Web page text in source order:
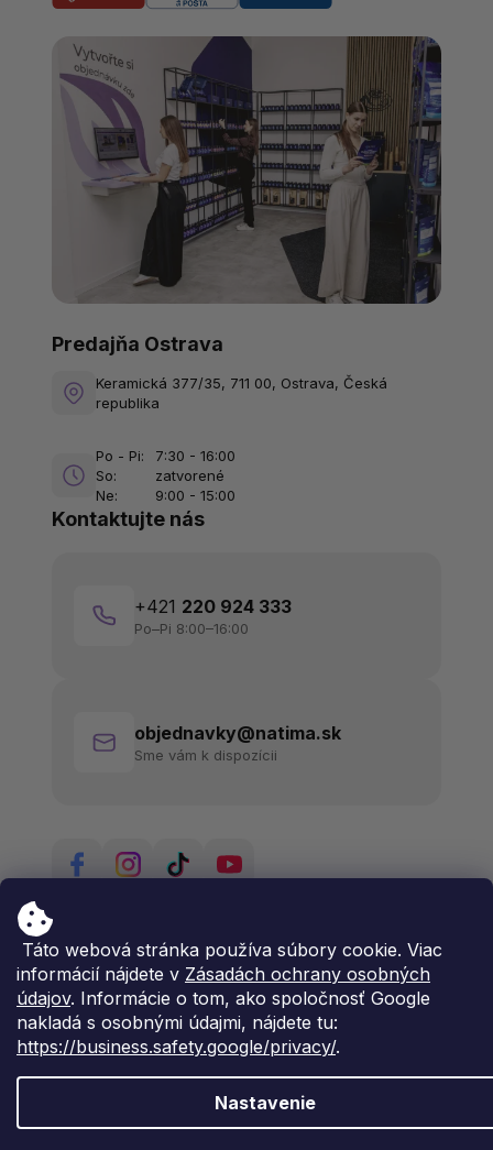
Táto webová stránka používa súbory cookie. Viac
informácií nájdete v Zásadách ochrany osobných
údajov. Informácie o tom, ako spoločnosť Google
nakladá s osobnými údajmi, nájdete tu:
https://business.safety.google/privacy/.
Nastavenie
Kontaktujte nás
+421 220 924 333
Po–Pi 8:00–16:00
objednavky@natima.sk
Sme vám k dispozícii
Predajňa Ostrava
Keramická 377/35, 711 00, Ostrava, Česká
republika
Po - Pi:
7:30 - 16:00
So:
zatvorené
Ne:
9:00 - 15:00
Vytvoril Shoptet Premium